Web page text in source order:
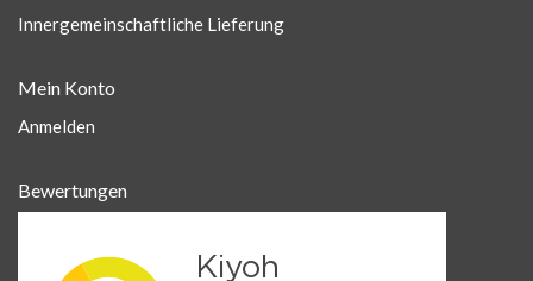
Innergemeinschaftliche Lieferung
Mein Konto
Anmelden
Bewertungen